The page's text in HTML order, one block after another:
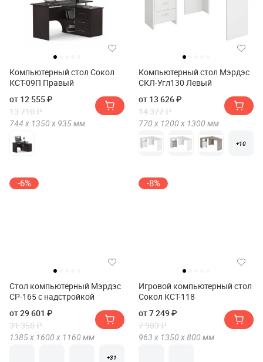
Компьютерный стол Сокол
КСТ-09П Правый
от 12 555 ₽
13 710 ₽
744 х 1350 х 935мм
Компьютерный стол Мэрдэс
СКЛ-Угл130 Левый
от 13 626 ₽
14 377 ₽
770 х 1200 х 1300 мм
+10
-6%
Стол компьютерный Мэрдэс
СР-165 с надстройкой
от 29 601 ₽
31 350 ₽
1385 х 1600 х 1160 мм
+31
-8%
Игровой компьютерный стол
Сокол КСТ-118
от 7 249 ₽
7 903 ₽
963 х 1350 х800 мм